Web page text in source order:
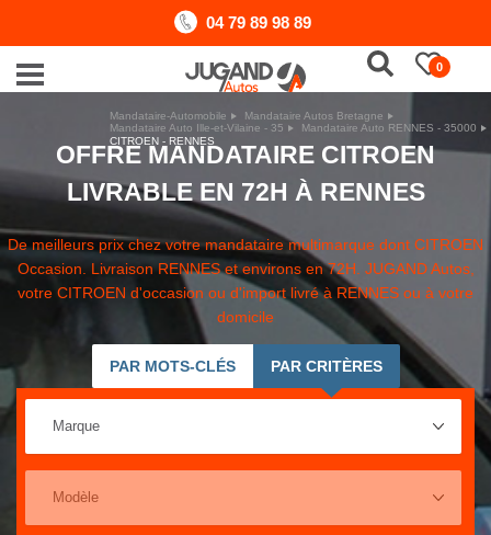
04 79 89 98 89
0
Mandataire-Automobile
Mandataire Autos Bretagne
Mandataire Auto Ille-et-Vilaine - 35
Mandataire Auto RENNES - 35000
CITROEN - RENNES
OFFRE MANDATAIRE CITROEN
LIVRABLE EN 72H À RENNES
De meilleurs prix chez votre mandataire multimarque dont CITROEN
Occasion. Livraison RENNES et environs en 72H. JUGAND Autos,
votre CITROEN d'occasion ou d'import livré à RENNES ou à votre
domicile
PAR MOTS-CLÉS PAR CRITÈRES